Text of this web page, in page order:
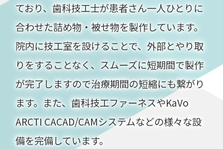
ており、歯科技工士が患者さん一人ひとりに
合わせた詰め物・被せ物を製作しています。
院内に技工室を設けることで、外部とやり取
りをすることなく、スムーズに短期間で製作
が完了しますので治療期間の短縮にも繋がり
ます。また、歯科技工ファーネスやKaVo
ARCTI CACAD/CAMシステムなどの様々な設
備を完備しています。